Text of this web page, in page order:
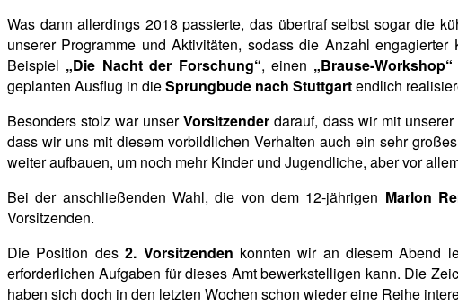
Was dann allerdings 2018 passierte, das übertraf selbst sogar die
unserer Programme und Aktivitäten, sodass die Anzahl
Beispiel „Die Nacht der Forschung“, einen „Brause-Workshop“
geplanten Ausflug in dieSprungbude nach Stuttgartendlich
Besonders stolz war unserVorsitzender darauf, dass wir mit
dass wir uns mit diesem vorbildlichen Verhalten auch ein sehr
weiter aufbauen, um noch mehr Kinder und Jugendliche, aber vor
Bei der anschließenden Wahl, die von dem 12-jährigen Marlon
Vorsitzenden.
Die Position des2. Vorsitzenden konnten wir an diesem Abend
erforderlichen Aufgaben für dieses Amt bewerkstelligen kann. Die
haben sich doch in den letzten Wochen schon wieder eine Reihe